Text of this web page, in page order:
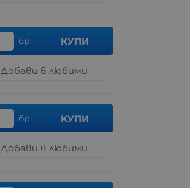
бр. КУПИ
Добави в любими
бр. КУПИ
Добави в любими